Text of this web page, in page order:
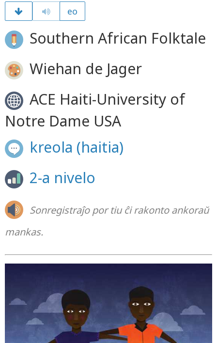
eo
Southern African Folktale
Wiehan de Jager
ACE Haiti-University of
Notre Dame USA
kreola (haitia)
2-a nivelo
Sonregistraĵo por tiu ĉi rakonto ankoraŭ
mankas.